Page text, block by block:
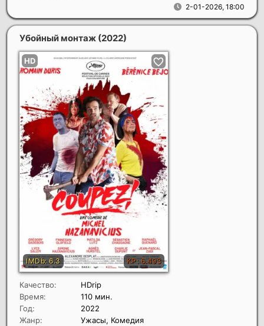
2-01-2026, 18:00
Убойный монтаж (2022)
Качество:
HDrip
Время:
110 мин.
Год:
2022
Жанр:
Ужасы, Комедия